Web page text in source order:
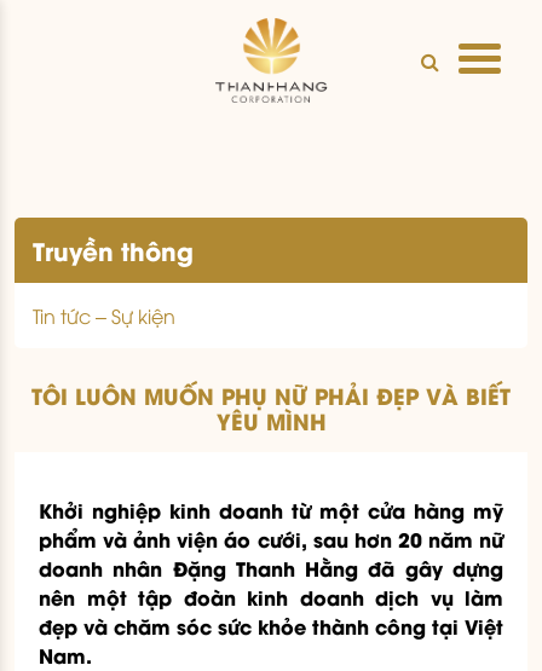
Truyền thông
Tin tức – Sự kiện
TÔI LUÔN MUỐN PHỤ NỮ PHẢI ĐẸP VÀ BIẾT
YÊU MÌNH
Khởi nghiệp kinh doanh từ một cửa hàng mỹ
phẩm và ảnh viện áo cưới, sau hơn 20 năm nữ
doanh nhân Đặng Thanh Hằng đã gây dựng
nên một tập đoàn kinh doanh dịch vụ làm
đẹp và chăm sóc sức khỏe thành công tại Việt
Nam.